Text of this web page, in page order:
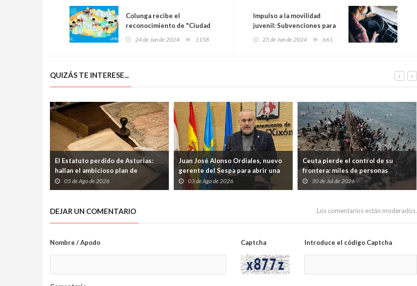
Colunga recibe el
reconocimiento de "Ciudad
Amiga de la Infancia" por
24 de Jun de 2024 1158
Impulso a la movilidad
juvenil: Subvenciones para
el permiso de conducir en
25 de Jun de 2024 661
QUIZÁS TE INTERESE...
El Estatuto perdido de Asturias:
hallan el ambicioso plan de
autogobierno que la guerra
condenó al olvido
05 de Ago de 2026
Juan José Alonso Ordiales, nuevo
gerente del Sespa para abrir una
etapa marcada por el diálogo con
los profesionales
03 de Ago de 2026
Ceuta pierde el control de su
frontera: miles de personas
desbordan el Tarajal y ponen a
España ante una crisis de Estado
30 de Jul de 2026
DEJAR UN COMENTARIO Los comentarios están moderados.
Nombre / Apodo Captcha Introduce el código Captcha